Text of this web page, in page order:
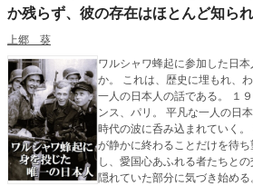
か残らず、彼の存在はほとんど知られ
上郷 葵
ワルシャワ蜂起に参加した日
か。 これは、歴史に埋もれ、
一人の日本人の話である。 １
ンス、パリ。 平凡な一人の日
時代の波に呑み込まれていく
が静かに終わることだけを待
し、愛国心あふれる者たちと
隠れていた部分に気づき始め